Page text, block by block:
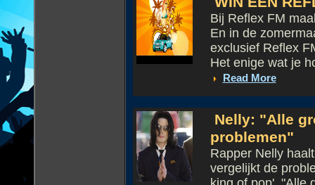
Bij Reflex FM
En in de
exclusief Reflex
Het enige wat je
Read More
Nelly: "Alle
problemen"
Rapper Nelly
vergelijkt de